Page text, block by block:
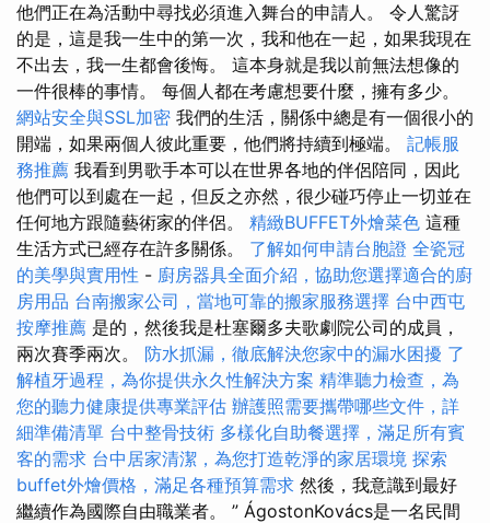
他們正在為活動中尋找必須進入舞台的申請人。 令人驚訝
的是，這是我一生中的第一次，我和他在一起，如果我現在
不出去，我一生都會後悔。 這本身就是我以前無法想像的
一件很棒的事情。 每個人都在考慮想要什麼，擁有多少。
網站安全與SSL加密 我們的生活，關係中總是有一個很小的
開端，如果兩個人彼此重要，他們將持續到極端。 記帳服
務推薦 我看到男歌手本可以在世界各地的伴侶陪同，因此
他們可以到處在一起，但反之亦然，很少碰巧停止一切並在
任何地方跟隨藝術家的伴侶。 精緻BUFFET外燴菜色 這種
生活方式已經存在許多關係。 了解如何申請台胞證 全瓷冠
的美學與實用性 - 廚房器具全面介紹，協助您選擇適合的廚
房用品 台南搬家公司，當地可靠的搬家服務選擇 台中西屯
按摩推薦 是的，然後我是杜塞爾多夫歌劇院公司的成員，
兩次賽季兩次。 防水抓漏，徹底解決您家中的漏水困擾 了
解植牙過程，為你提供永久性解決方案 精準聽力檢查，為
您的聽力健康提供專業評估 辦護照需要攜帶哪些文件，詳
細準備清單 台中整骨技術 多樣化自助餐選擇，滿足所有賓
客的需求 台中居家清潔，為您打造乾淨的家居環境 探索
buffet外燴價格，滿足各種預算需求 然後，我意識到最好
繼續作為國際自由職業者。 ” ÁgostonKovács是一名民間